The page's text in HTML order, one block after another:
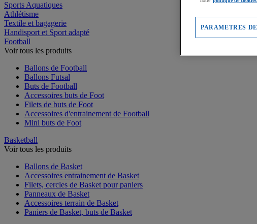
Sports Aquatiques
Athlétisme
Textile et bagagerie
Handisport et Sport adapté
Football
Voir tous les produits
Ballons de Football
Ballons Futsal
Buts de Football
Accessoires buts de Foot
Filets de buts de Foot
Accessoires d'entrainement de Football
Mini buts de Foot
Basketball
Voir tous les produits
Ballons de Basket
Accessoires entrainement de Basket
Filets, cercles de Basket pour paniers
Panneaux de Basket
Accessoires terrain de Basket
Paniers de Basket, buts de Basket
PARAMETRES